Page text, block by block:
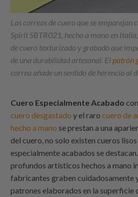
Las correas de cuero que se emparejan
Spirit SBTR021, hecho a mano en
de cuero texturizado y grabado que
de una durabilidad artesanal. El patrón
correa añade un sentido de herencia al
Cuero Especialmente Acabado
cuero desgastado y el rarocuero de
hecho a mano se prestan a una
del cuero, no solo existen cueros
especialmente acabados se
profundos artísticos hechos a mano
fabricantes graben cuidadosamente
patrones elaborados en la superficie